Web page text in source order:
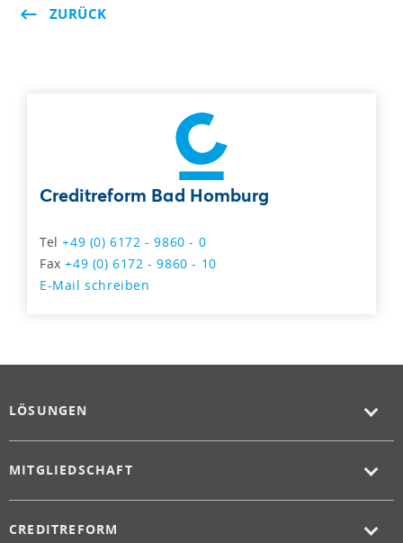
ZURÜCK
Creditreform Bad Homburg
Tel+49 (0) 6172 - 9860 - 0
Fax+49 (0) 6172 - 9860 - 10
E-Mail schreiben
LÖSUNGEN
MITGLIEDSCHAFT
CREDITREFORM